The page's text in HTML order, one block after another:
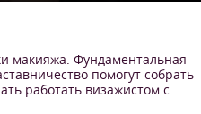
макияжа. Фундаментальная
помогут собрать
работать визажистом с